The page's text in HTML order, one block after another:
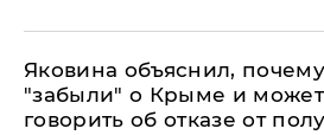
Яковина объяснил,
"забыли" о Крыме и может
говорить об отказе от